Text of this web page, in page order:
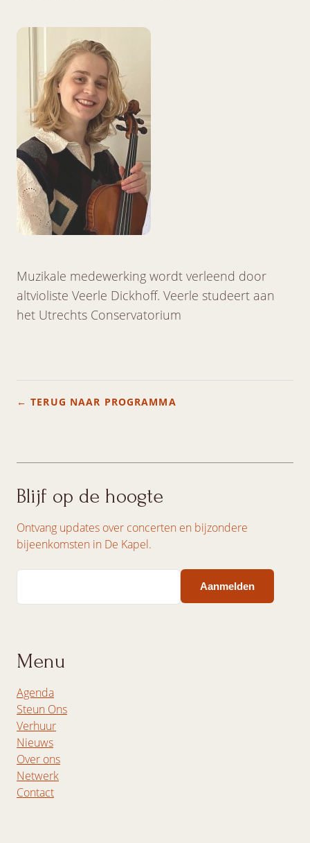
Muzikale medewerking wordt verleend door
altvioliste Veerle Dickhoff. Veerle studeert aan
het Utrechts Conservatorium
← TERUG NAAR PROGRAMMA
Blijf op de hoogte
Ontvang updates over concerten en bijzondere
bijeenkomsten in De Kapel.
Email
Menu
Agenda
Steun Ons
Verhuur
Nieuws
Over ons
Netwerk
Contact